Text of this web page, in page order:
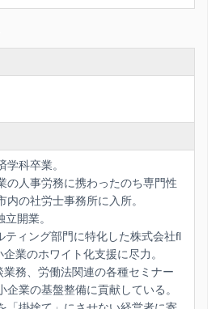
科卒業。
の人事労務に携わったのち専門性
内の社労士事務所に入所。
開業。
ティング部門に特化した株式会社fl
業のホワイト化支援に尽力。
務、労働法関連の各種セミナー
企業の基盤整備に貢献している。